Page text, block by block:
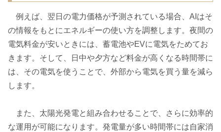
例えば、翌日の電力価格が予測されている場合、AIはそ
の情報をもとにエネルギーの使い方を調整します。夜間の
電気料金が安いときには、蓄電池やEVに電気をためてお
きます。そして、日中や夕方など料金が高くなる時間帯に
は、その電気を使うことで、外部から電気を買う量を減ら
します。
また、太陽光発電と組み合わせることで、さらに効率的
な運用が可能になります。発電量が多い時間帯には自家消